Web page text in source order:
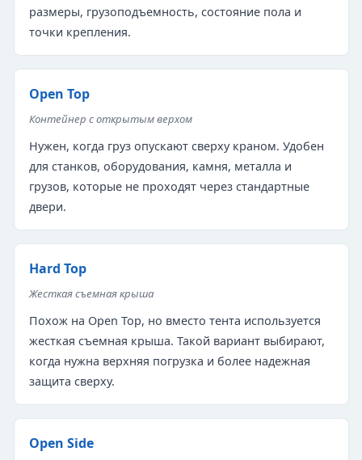
размеры, грузоподъемность, состояние пола и
точки крепления.
Open Top
Контейнер с открытым верхом
Нужен, когда груз опускают сверху краном. Удобен
для станков, оборудования, камня, металла и
грузов, которые не проходят через стандартные
двери.
Hard Top
Жесткая съемная крыша
Похож на Open Top, но вместо тента используется
жесткая съемная крыша. Такой вариант выбирают,
когда нужна верхняя погрузка и более надежная
защита сверху.
Open Side